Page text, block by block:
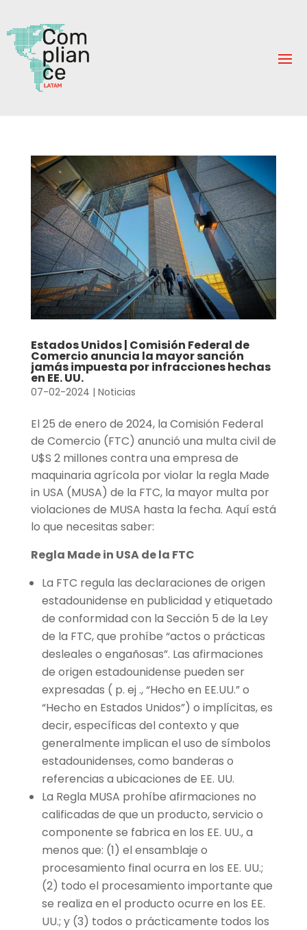
Estados Unidos | Comisión Federal de
Comercio anuncia la mayor sanción
jamás impuesta por infracciones hechas
en EE. UU.
07-02-2024 | Noticias
El 25 de enero de 2024, la Comisión Federal
de Comercio (FTC) anunció una multa civil de
U$S 2 millones contra una empresa de
maquinaria agrícola por violar la regla Made
in USA (MUSA) de la FTC, la mayor multa por
violaciones de MUSA hasta la fecha. Aquí está
lo que necesitas saber:
Regla Made in USA de la FTC
La FTC regula las declaraciones de origen
estadounidense en publicidad y etiquetado
de conformidad con la Sección 5 de la Ley
de la FTC, que prohíbe “actos o prácticas
desleales o engañosas”. Las afirmaciones
de origen estadounidense pueden ser
expresadas ( p. ej ., “Hecho en EE.UU.” o
“Hecho en Estados Unidos”) o implícitas, es
decir, específicas del contexto y que
generalmente implican el uso de símbolos
estadounidenses, como banderas o
referencias a ubicaciones de EE. UU.
La Regla MUSA prohíbe afirmaciones no
calificadas de que un producto, servicio o
componente se fabrica en los EE. UU., a
menos que: (1) el ensamblaje o
procesamiento final ocurra en los EE. UU.;
(2) todo el procesamiento importante que
se realiza en el producto ocurre en los EE.
UU.; y (3) todos o prácticamente todos los